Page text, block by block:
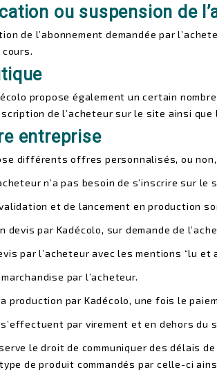
ou suspension de
de l’abonnement demandée par
propose également un certain
de l’acheteur sur le site ainsi
entreprise
différents offres personnalisés, ou
n’a pas besoin de s’inscrire sur
et de lancement en production
devis par Kadécolo, sur demande de
par l’acheteur avec les mentions “lu et
par l’acheteur.
production par Kadécolo, une fois le
par virement et en dehors
le droit de communiquer des délais
de produit commandés par celle-ci